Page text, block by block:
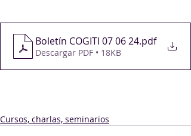
Boletín COGITI 07 06 24.pdf
Descargar PDF • 18KB
Cursos, charlas, seminarios